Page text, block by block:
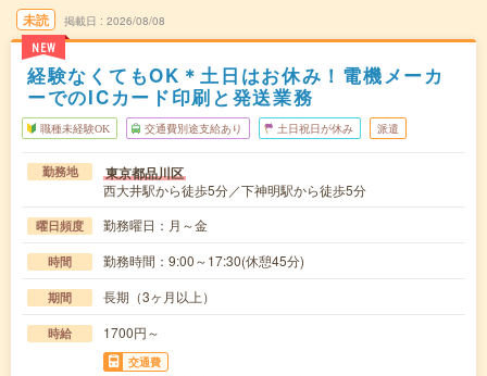
未読
NEW
掲載日 2026/08/08
経験なくてもOK＊土日はお休み！電機メーカ
ーでのICカード印刷と発送業務
職種未経験OK 交通費別途支給あり 土日祝日が休み 派遣
勤務地 東京都品川区
西大井駅から徒歩5分／下神明駅から徒歩5分
曜日頻度 勤務曜日：月～金
時間 勤務時間：9:00～17:30(休憩45分)
期間 長期（3ヶ月以上）
時給 1700円～
交通費